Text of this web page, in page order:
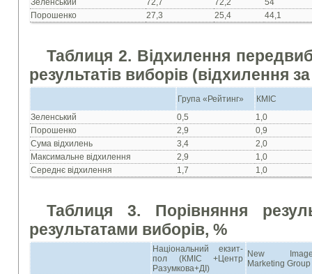
Зеленський
72,7 72,2
54
Порошенко
27,3 25,4 44,1
Таблиця 2. Відхилення
результатів виборів (відхилення
Група «Рейтинг»
КМІС
Зеленський
0,5
1,0
Порошенко
2,9
0,9
Сума відхилень
3,4
2,0
Максимальне відхилення
2,9
1,0
Середнє відхилення
1,7 1,0
Таблиця 3. Порівняння
результатами виборів, %
Національний екзит-
пол (КМІС +Центр
Разумкова+ДІ)
New
Marketing Group